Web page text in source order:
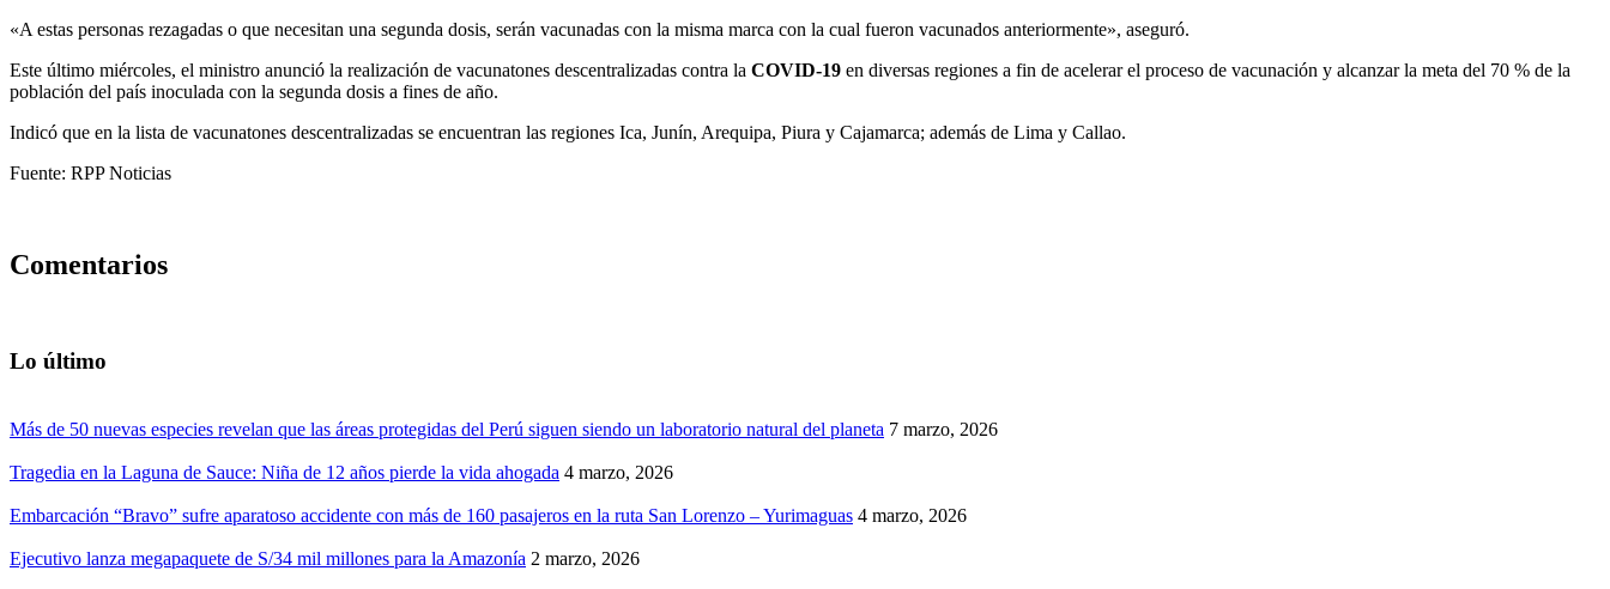
«A estas personas rezagadas o que necesitan una segunda dosis, serán vacunadas con la misma marca con la cual fueron vacunados anteriormente», aseguró.
Este último miércoles, el ministro anunció la realización de vacunatones descentralizadas contra la COVID-19 en diversas regiones a fin de acelerar el proceso de vacunación y alcanzar la meta del 70 % de la
población del país inoculada con la segunda dosis a fines de año.
Indicó que en la lista de vacunatones descentralizadas se encuentran las regiones Ica, Junín, Arequipa, Piura y Cajamarca; además de Lima y Callao.
Fuente: RPP Noticias
Comentarios
Lo último
Más de 50 nuevas especies revelan que las áreas protegidas del Perú siguen siendo un laboratorio natural del planeta 7 marzo, 2026
Tragedia en la Laguna de Sauce: Niña de 12 años pierde la vida ahogada 4 marzo, 2026
Embarcación “Bravo” sufre aparatoso accidente con más de 160 pasajeros en la ruta San Lorenzo – Yurimaguas 4 marzo, 2026
Ejecutivo lanza megapaquete de S/34 mil millones para la Amazonía 2 marzo, 2026